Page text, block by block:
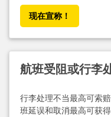
现在宣称！
航班受阻或行李
行李处理不当最高可索
班延误和取消最高可获